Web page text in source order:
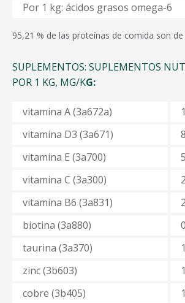
Por 1 kg: ácidos grasos omega-6
95,21 % de las proteínas de comida son
SUPLEMENTOS: SUPLEMENTOS
POR 1 KG, MG/KG:
vitamina A (3а672а)
vitamina D3 (3а671)
vitamina E (3а700)
vitamina C (3а300)
vitamina B6 (3а831)
biotina (3а880)
taurina (3а370)
zinc (3b603)
cobre (3b405)